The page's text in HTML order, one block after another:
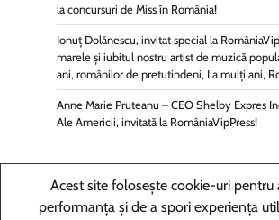
la concursuri de Miss în România!
Ionuț Dolănescu, invitat special la
marele și iubitul nostru artist de muzică
ani, românilor de pretutindeni, La mulți ani,
Anne Marie Pruteanu – CEO Shelby Expres
Ale Americii, invitată la RomâniaVipPress!
Acest site folosește cookie-uri pentru
performanța și de a spori experiența